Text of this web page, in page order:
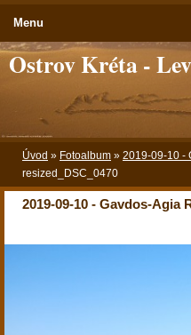
Ostrov Kréta -
Úvod » Fotoalbum » 2019-09-10 -
resized_DSC_0470
2019-09-10 - Gavdos-Agia
Menu